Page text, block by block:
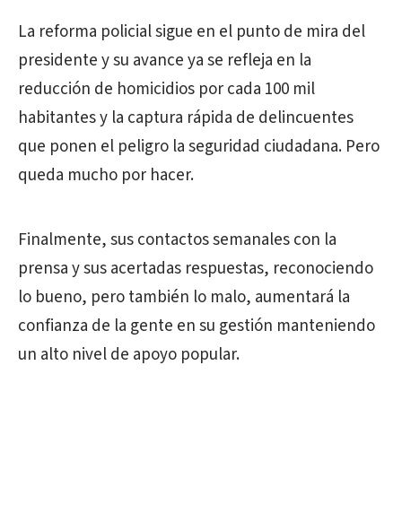
La reforma policial sigue en el punto de mira del
presidente y su avance ya se refleja en la
reducción de homicidios por cada 100 mil
habitantes y la captura rápida de delincuentes
que ponen el peligro la seguridad ciudadana. Pero
queda mucho por hacer.
Finalmente, sus contactos semanales con la
prensa y sus acertadas respuestas, reconociendo
lo bueno, pero también lo malo, aumentará la
confianza de la gente en su gestión manteniendo
un alto nivel de apoyo popular.